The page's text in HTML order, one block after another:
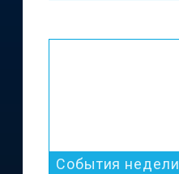
События